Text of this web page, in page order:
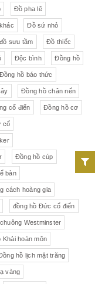
Đồ pha lê
Đồ sứ nhỏ
đồ sưu tầm Đồ thiếc
Độc bình Đồng hồ
Đồng hồ báo thức
Đồng hồ chân nến
cổ điển Đồng hồ cơ
cổ
Đồng hồ cúp
bàn
cách hoàng gia
đồng hồ Đức cổ điển
Westminster
Khải hoàn môn
hồ lịch mặt trăng
vàng